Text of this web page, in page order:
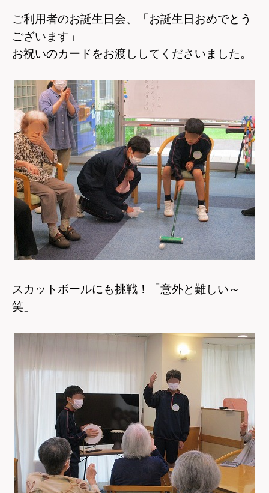
ご利用者のお誕生日会、「お誕生日おめでとう
ございます」
お祝いのカードをお渡ししてくださいました。
スカットボールにも挑戦！「意外と難しい～
笑」